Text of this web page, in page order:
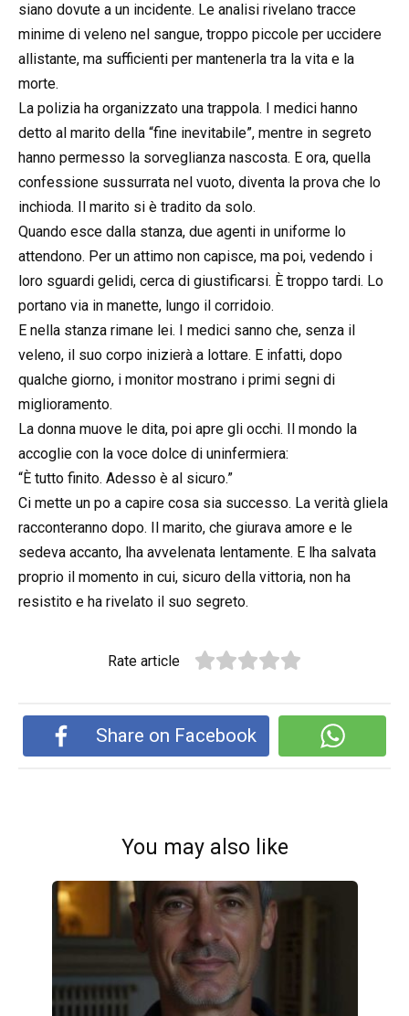
siano dovute a un incidente. Le analisi rivelano tracce
minime di veleno nel sangue, troppo piccole per uccidere
allistante, ma sufficienti per mantenerla tra la vita e la
morte.
La polizia ha organizzato una trappola. I medici hanno
detto al marito della “fine inevitabile”, mentre in segreto
hanno permesso la sorveglianza nascosta. E ora, quella
confessione sussurrata nel vuoto, diventa la prova che lo
inchioda. Il marito si è tradito da solo.
Quando esce dalla stanza, due agenti in uniforme lo
attendono. Per un attimo non capisce, ma poi, vedendo i
loro sguardi gelidi, cerca di giustificarsi. È troppo tardi. Lo
portano via in manette, lungo il corridoio.
E nella stanza rimane lei. I medici sanno che, senza il
veleno, il suo corpo inizierà a lottare. E infatti, dopo
qualche giorno, i monitor mostrano i primi segni di
miglioramento.
La donna muove le dita, poi apre gli occhi. Il mondo la
accoglie con la voce dolce di uninfermiera:
“È tutto finito. Adesso è al sicuro.”
Ci mette un po a capire cosa sia successo. La verità gliela
racconteranno dopo. Il marito, che giurava amore e le
sedeva accanto, lha avvelenata lentamente. E lha salvata
proprio il momento in cui, sicuro della vittoria, non ha
resistito e ha rivelato il suo segreto.
Rate article
Share on Facebook
You may also like